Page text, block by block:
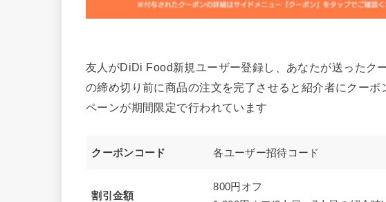
友人がDiDi Food新規ユーザー登録し、あなたが送ったク
の締め切り前に商品の注文を完了させると紹介者にクー
ペーンが期間限定で行われています
クーポンコード 各ユーザー招待コード
割引金額
800円オフ